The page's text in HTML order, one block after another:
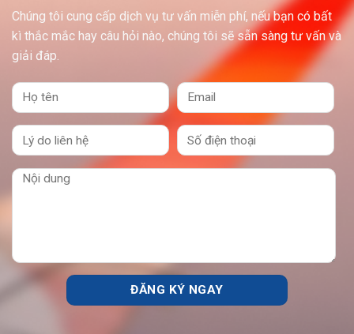
Chúng tôi cung cấp dịch vụ tư vấn miễn phí, nếu bạn có bất
kì thắc mắc hay câu hỏi nào, chúng tôi sẽ sẵn sàng tư vấn và
giải đáp.